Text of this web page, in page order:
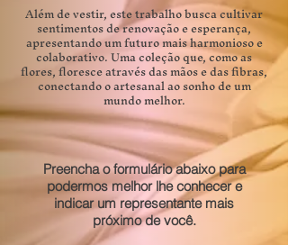
Além de vestir, este trabalho busca cultivar
sentimentos de renovação e esperança,
apresentando um futuro mais harmonioso e
colaborativo. Uma coleção que, como as
flores, floresce através das mãos e das fibras,
conectando o artesanal ao sonho de um
mundo melhor.
Preencha o formulário abaixo para
podermos melhor lhe conhecer e
indicar um representante mais
próximo de você.​